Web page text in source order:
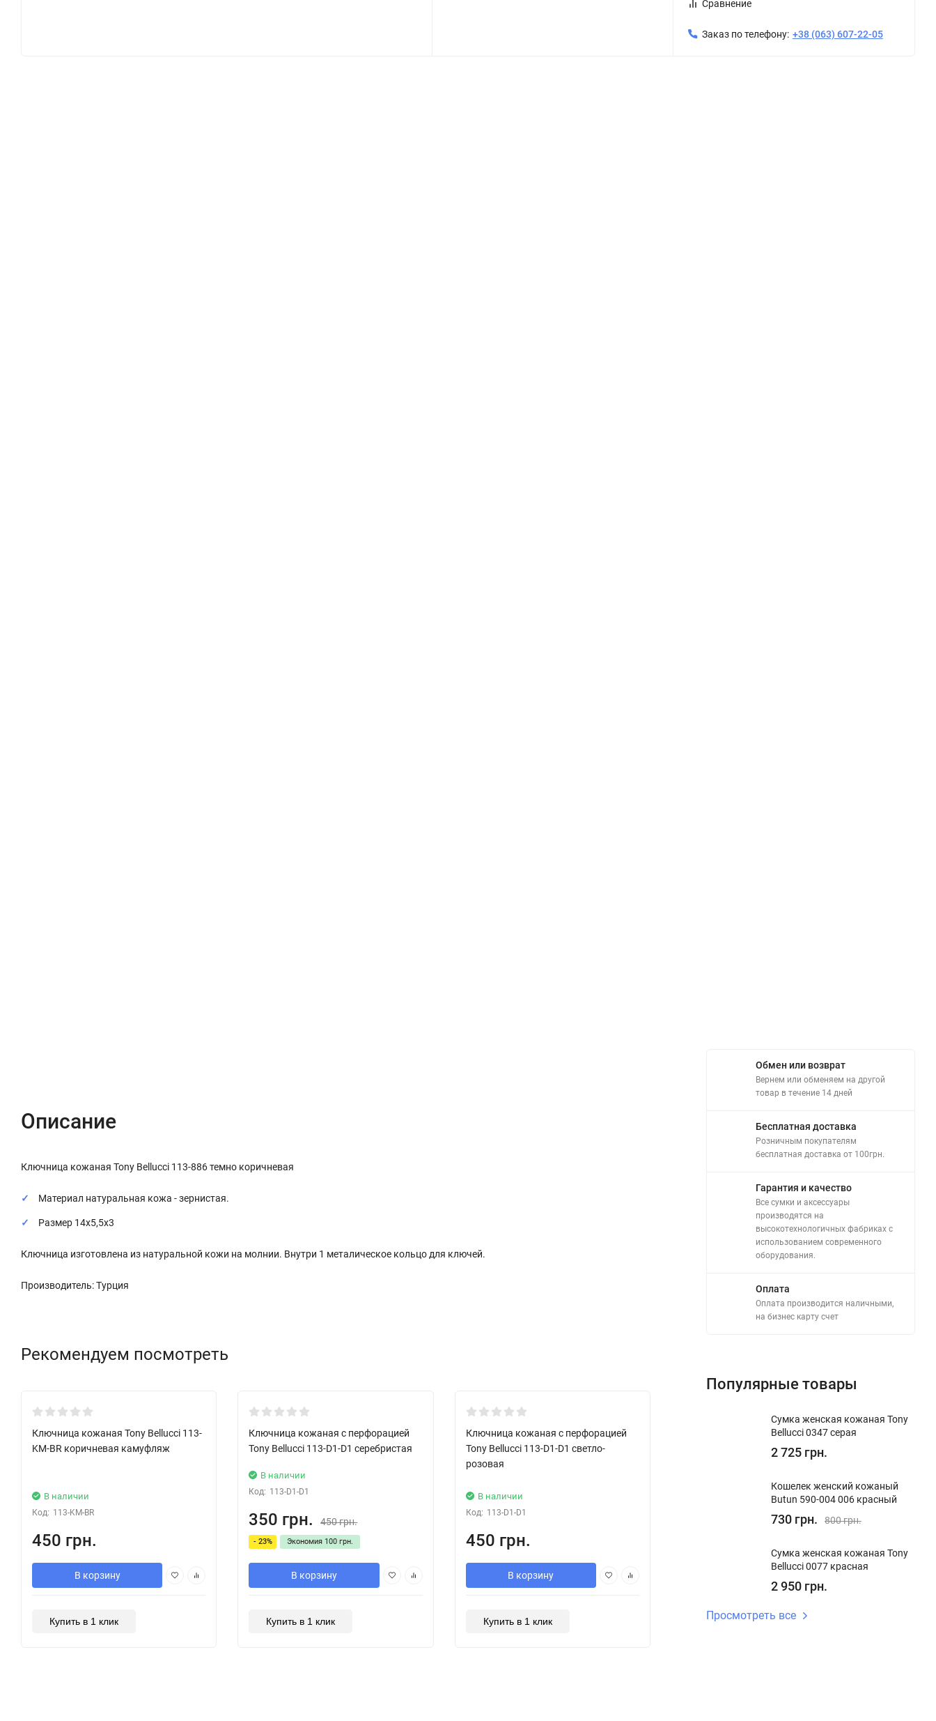
Сравнение
Заказ по телефону: +38 (063) 607-22-05
Описание
Ключница кожаная Tony Bellucci 113-886 темно коричневая
Материал натуральная кожа - зернистая.
Размер 14х5,5х3
Ключница изготовлена из натуральной кожи на молнии. Внутри 1 металическое кольцо для ключей.
Производитель: Турция
Рекомендуем посмотреть
Ключница кожаная Tony Bellucci 113-
KM-BR коричневая камуфляж
В наличии
Код: 113-KM-BR
450 грн.
В корзину
Купить в 1 клик
уцінка
Ключница кожаная с перфорацией
Tony Bellucci 113-D1-D1 серебристая
В наличии
Код: 113-D1-D1
350 грн. 450 грн.
- 23% Экономия 100 грн.
В корзину
Купить в 1 клик
Ключница кожаная с перфорацией
Tony Bellucci 113-D1-D1 светло-
розовая
В наличии
Код: 113-D1-D1
450 грн.
В корзину
Купить в 1 клик
Ключница кожаная с перфорацией
Tony Bellucci 113-D1-D1 светло-
Купить в 1 клик
Обмен или возврат
Вернем или обменяем на другой
товар в течение 14 дней
Бесплатная доставка
Розничным покупателям
бесплатная доставка от 100грн.
Гарантия и качество
Все сумки и аксессуары
производятся на
высокотехнологичных фабриках с
использованием современного
оборудования.
Оплата
Оплата производится наличными,
на бизнес карту счет
Популярные товары
Сумка женская кожаная Tony
Bellucci 0347 серая
2 725 грн.
Кошелек женский кожаный
Butun 590-004 006 красный
730 грн. 800 грн.
Сумка женская кожаная Tony
Bellucci 0077 красная
2 950 грн.
Просмотреть все